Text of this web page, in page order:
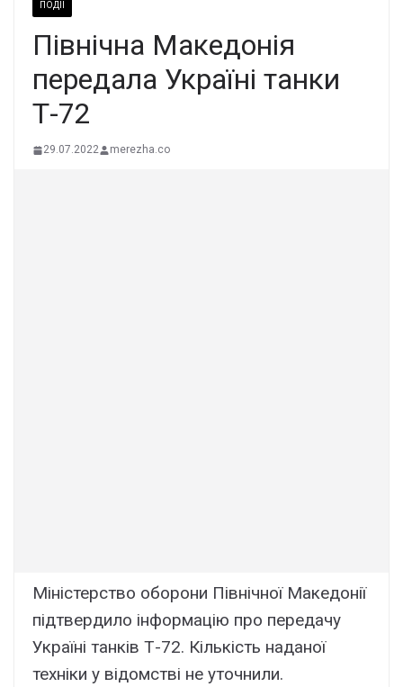
ПОДІЇ
Північна Македонія
передала Україні танки
Т-72
29.07.2022 merezha.co
Міністерство оборони Північної Македонії
підтвердило інформацію про передачу
Україні танків Т-72. Кількість наданої
техніки у відомстві не уточнили.